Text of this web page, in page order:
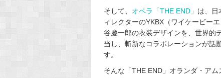
そして、 オペラ「THE END」 は、日
ィレクターのYKBX（ワイケービー
谷慶一郎の衣装デザインを、世界的
当し、斬新なコラボレーションが話
す。
そんな「THE END」オランダ・ア